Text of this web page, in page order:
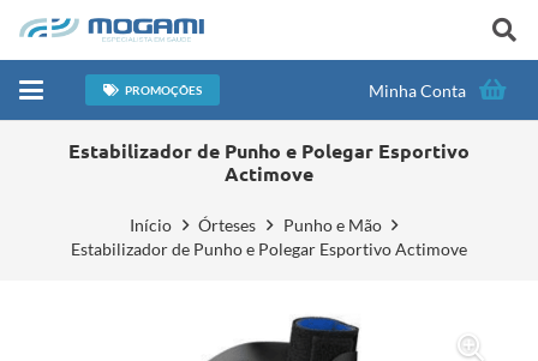
PROMOÇÕES Minha Conta
Estabilizador de Punho e Polegar Esportivo
Actimove
Início Órteses
Punho e Mão
Estabilizador de Punho e Polegar Esportivo Actimove